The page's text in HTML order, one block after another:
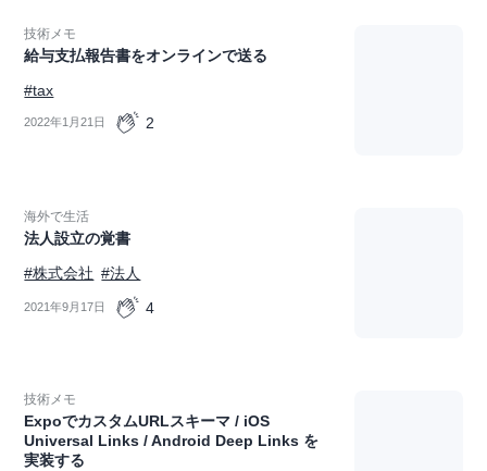
技術メモ
給与支払報告書をオンラインで送る
#tax
2022年1月21日 2
海外で生活
法人設立の覚書
#株式会社 #法人
2021年9月17日 4
技術メモ
ExpoでカスタムURLスキーマ / iOS
Universal Links / Android Deep Links を
実装する